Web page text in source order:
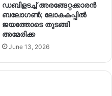
ഡബിളടച്ച് അരങ്ങേറ്റക്കാരൻ
ബലോഗൺ; ലോകകപ്പിൽ
ജയത്തോടെ തുടങ്ങി
അമേരിക്ക
June 13, 2026